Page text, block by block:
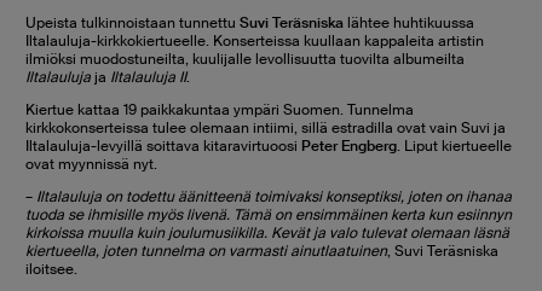
Upeista tulkinnoistaan tunnettu Suvi Teräsniska lähtee huhtikuussa
Iltalauluja-kirkkokiertueelle. Konserteissa kuullaan kappaleita artistin
ilmiöksi muodostuneilta, kuulijalle levollisuutta tuovilta albumeilta
Iltalauluja ja Iltalauluja II.
Kiertue kattaa 19 paikkakuntaa ympäri Suomen. Tunnelma
kirkkokonserteissa tulee olemaan intiimi, sillä estradilla ovat vain Suvi ja
Iltalauluja-levyillä soittava kitaravirtuoosi Peter Engberg. Liput kiertueelle
ovat myynnissä nyt.
– Iltalauluja on todettu äänitteenä toimivaksi konseptiksi, joten on ihanaa
tuoda se ihmisille myös livenä. Tämä on ensimmäinen kerta kun esiinnyn
kirkoissa muulla kuin joulumusiikilla. Kevät ja valo tulevat olemaan läsnä
kiertueella, joten tunnelma on varmasti ainutlaatuinen, Suvi Teräsniska
iloitsee.